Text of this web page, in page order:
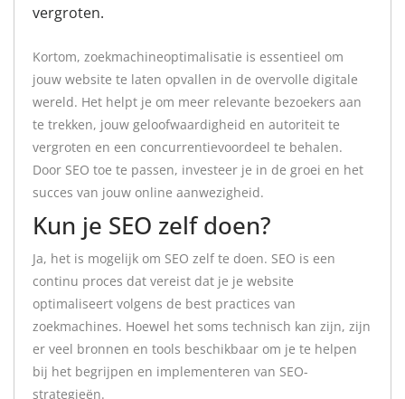
vergroten.
Kortom, zoekmachineoptimalisatie is essentieel om
jouw website te laten opvallen in de overvolle digitale
wereld. Het helpt je om meer relevante bezoekers aan
te trekken, jouw geloofwaardigheid en autoriteit te
vergroten en een concurrentievoordeel te behalen.
Door SEO toe te passen, investeer je in de groei en het
succes van jouw online aanwezigheid.
Kun je SEO zelf doen?
Ja, het is mogelijk om SEO zelf te doen. SEO is een
continu proces dat vereist dat je je website
optimaliseert volgens de best practices van
zoekmachines. Hoewel het soms technisch kan zijn, zijn
er veel bronnen en tools beschikbaar om je te helpen
bij het begrijpen en implementeren van SEO-
strategieën.